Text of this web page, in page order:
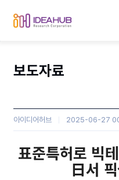
보도자료
아이디어허브 2025-06-27
표준특허로 빅
日서